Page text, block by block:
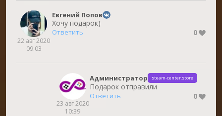
22 авг 2020
09:03
Евгений Попов
Хочу подарок)
Ответить 0
23 авг 2020
10:39
Администратор steam-center.store
Подарок отправили
Ответить 0